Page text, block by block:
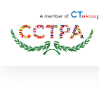
qua
nội
dung